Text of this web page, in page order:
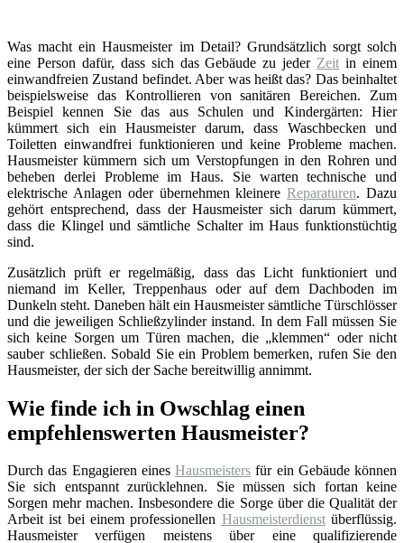
Was macht ein Hausmeister im Detail? Grundsätzlich sorgt solch
eine Person dafür, dass sich das Gebäude zu jeder Zeit in einem
einwandfreien Zustand befindet. Aber was heißt das? Das beinhaltet
beispielsweise das Kontrollieren von sanitären Bereichen. Zum
Beispiel kennen Sie das aus Schulen und Kindergärten: Hier
kümmert sich ein Hausmeister darum, dass Waschbecken und
Toiletten einwandfrei funktionieren und keine Probleme machen.
Hausmeister kümmern sich um Verstopfungen in den Rohren und
beheben derlei Probleme im Haus. Sie warten technische und
elektrische Anlagen oder übernehmen kleinereReparaturen. Dazu
gehört entsprechend, dass der Hausmeister sich darum kümmert,
dass die Klingel und sämtliche Schalter im Haus funktionstüchtig
sind.
Zusätzlich prüft er regelmäßig, dass das Licht funktioniert und
niemand im Keller, Treppenhaus oder auf dem Dachboden im
Dunkeln steht. Daneben hält ein Hausmeister sämtliche Türschlösser
und die jeweiligen Schließzylinder instand. In dem Fall müssen Sie
sich keine Sorgen um Türen machen, die „klemmen“ oder nicht
sauber schließen. Sobald Sie ein Problem bemerken, rufen Sie den
Hausmeister, der sich der Sache bereitwillig annimmt.
Wie finde ich in Owschlag einen
empfehlenswerten Hausmeister?
Durch das Engagieren eines Hausmeisters für ein Gebäude können
Sie sich entspannt zurücklehnen. Sie müssen sich fortan keine
Sorgen mehr machen. Insbesondere die Sorge über die Qualität der
Arbeit ist bei einem professionellen Hausmeisterdienstüberflüssig.
Hausmeister verfügen meistens über eine qualifizierende